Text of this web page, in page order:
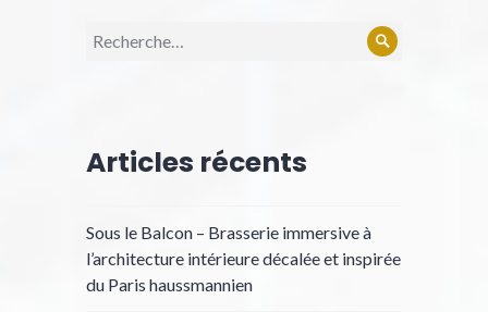
Recherche
Rechercher
Articles récents
Sous le Balcon – Brasserie immersive à
l’architecture intérieure décalée et inspirée
du Paris haussmannien